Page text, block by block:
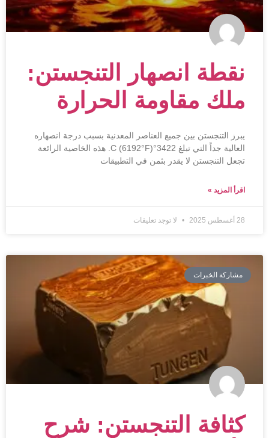
نقطة انصهار التنجستن:
ملك مقاومة الحرارة
يبرز التنجستن بين جميع العناصر المعدنية بسبب درجة انصهاره
العالية جداً التي تبلغ 3422°C (6192°F). هذه الخاصية الرائعة
تجعل التنجستن لا يقدر بثمن في التطبيقات
اقرأ المزيد »
28 أغسطس 2025 لا توجد تعليقات
مشاركة الخبرات
كثافة التنجستن: شرح